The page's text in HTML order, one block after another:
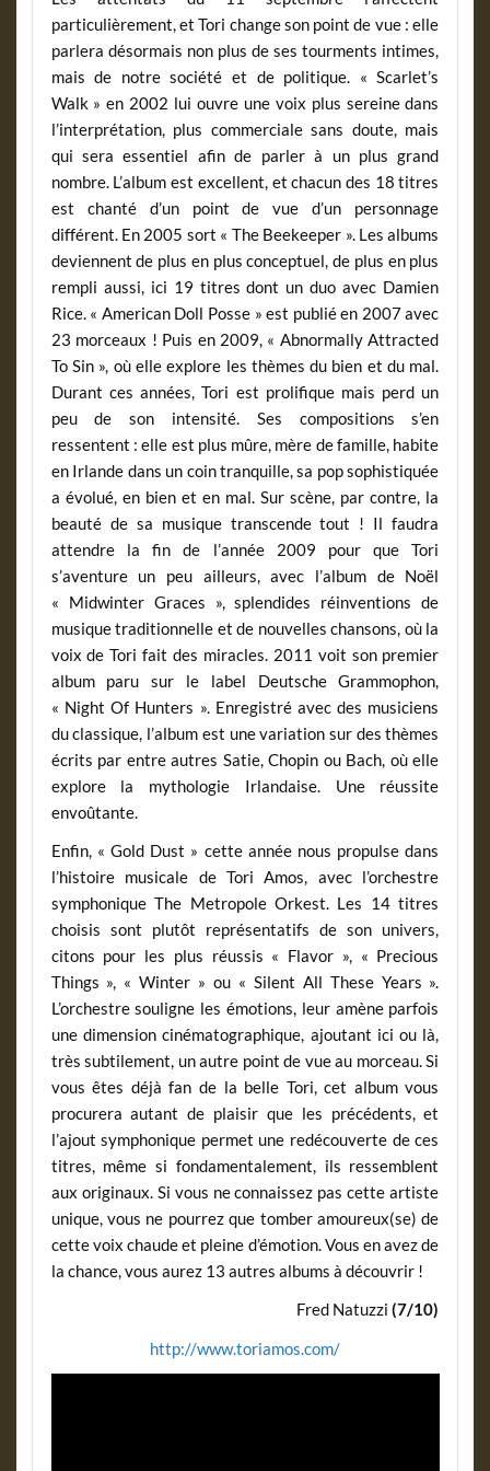
particulièrement, et Tori change son point de vue : elle
parlera désormais non plus de ses tourments intimes,
mais de notre société et de politique. « Scarlet’s
Walk » en 2002 lui ouvre une voix plus sereine dans
l’interprétation, plus commerciale sans doute, mais
qui sera essentiel afin de parler à un plus grand
nombre. L’album est excellent, et chacun des 18 titres
est chanté d’un point de vue d’un personnage
différent. En 2005 sort « The Beekeeper ». Les albums
deviennent de plus en plus conceptuel, de plus en plus
rempli aussi, ici 19 titres dont un duo avec Damien
Rice. « American Doll Posse » est publié en 2007 avec
23 morceaux ! Puis en 2009, « Abnormally Attracted
To Sin », où elle explore les thèmes du bien et du mal.
Durant ces années, Tori est prolifique mais perd un
peu de son intensité. Ses compositions s’en
ressentent : elle est plus mûre, mère de famille, habite
en Irlande dans un coin tranquille, sa pop sophistiquée
a évolué, en bien et en mal. Sur scène, par contre, la
beauté de sa musique transcende tout ! Il faudra
attendre la fin de l’année 2009 pour que Tori
s’aventure un peu ailleurs, avec l’album de Noël
« Midwinter Graces », splendides réinventions de
musique traditionnelle et de nouvelles chansons, où la
voix de Tori fait des miracles. 2011 voit son premier
album paru sur le label Deutsche Grammophon,
« Night Of Hunters ». Enregistré avec des musiciens
du classique, l’album est une variation sur des thèmes
écrits par entre autres Satie, Chopin ou Bach, où elle
explore la mythologie Irlandaise. Une réussite
envoûtante.
Enfin, « Gold Dust » cette année nous propulse dans
l’histoire musicale de Tori Amos, avec l’orchestre
symphonique The Metropole Orkest. Les 14 titres
choisis sont plutôt représentatifs de son univers,
citons pour les plus réussis « Flavor », « Precious
Things », « Winter » ou « Silent All These Years ».
L’orchestre souligne les émotions, leur amène parfois
une dimension cinématographique, ajoutant ici ou là,
très subtilement, un autre point de vue au morceau. Si
vous êtes déjà fan de la belle Tori, cet album vous
procurera autant de plaisir que les précédents, et
l’ajout symphonique permet une redécouverte de ces
titres, même si fondamentalement, ils ressemblent
aux originaux. Si vous ne connaissez pas cette artiste
unique, vous ne pourrez que tomber amoureux(se) de
cette voix chaude et pleine d’émotion. Vous en avez de
la chance, vous aurez 13 autres albums à découvrir !
Fred Natuzzi(7/10)
http://www.toriamos.com/